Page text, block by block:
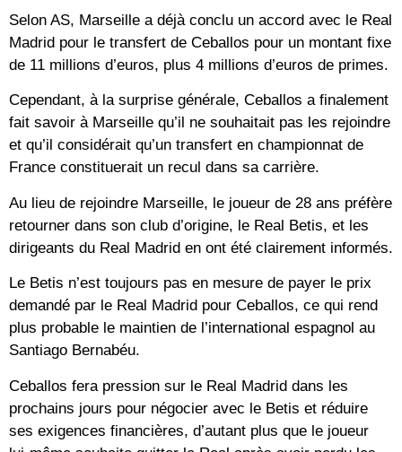
Selon AS, Marseille a déjà conclu un accord avec le Real
Madrid pour le transfert de Ceballos pour un montant fixe
de 11 millions d’euros, plus 4 millions d’euros de primes.
Cependant, à la surprise générale, Ceballos a finalement
fait savoir à Marseille qu’il ne souhaitait pas les rejoindre
et qu’il considérait qu’un transfert en championnat de
France constituerait un recul dans sa carrière.
Au lieu de rejoindre Marseille, le joueur de 28 ans préfère
retourner dans son club d’origine, le Real Betis, et les
dirigeants du Real Madrid en ont été clairement informés.
Le Betis n’est toujours pas en mesure de payer le prix
demandé par le Real Madrid pour Ceballos, ce qui rend
plus probable le maintien de l’international espagnol au
Santiago Bernabéu.
Ceballos fera pression sur le Real Madrid dans les
prochains jours pour négocier avec le Betis et réduire
ses exigences financières, d’autant plus que le joueur